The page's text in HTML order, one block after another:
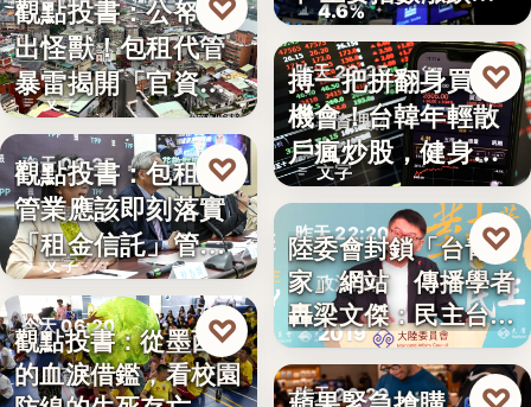
時事評論
文字
觀點投書：公帑養
出怪獸！包租代管
暴雷揭開「官資共
生」的制…
♡
今天 06:25
租賃政策
文字
觀點投書：包租代
管業應該即刻落實
「租金信託」管理
制度！才…
♡
今天 06:20
教育社會
觀點投書：從墨西哥
的血淚借鑑，看校園
♡
4.6%
見
昨天 22:35
投資理財
文字
搏一把拼翻身買房
機會！台韓年輕散
戶瘋炒股，健身網
紅開槓桿…
♡
昨天 22:20
政治法律
2019
陸委會封鎖「台青e
家」網站 傳播學者
轟梁文傑：民主台灣
的…
♡
昨天 22:20